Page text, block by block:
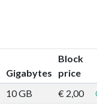
Gigabytes
Block
price
10 GB € 2,00